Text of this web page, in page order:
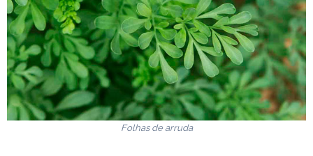
Folhas de arruda